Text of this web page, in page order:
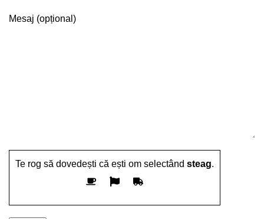
Mesaj (opțional)
Te rog să dovedești că ești om selectând steag.